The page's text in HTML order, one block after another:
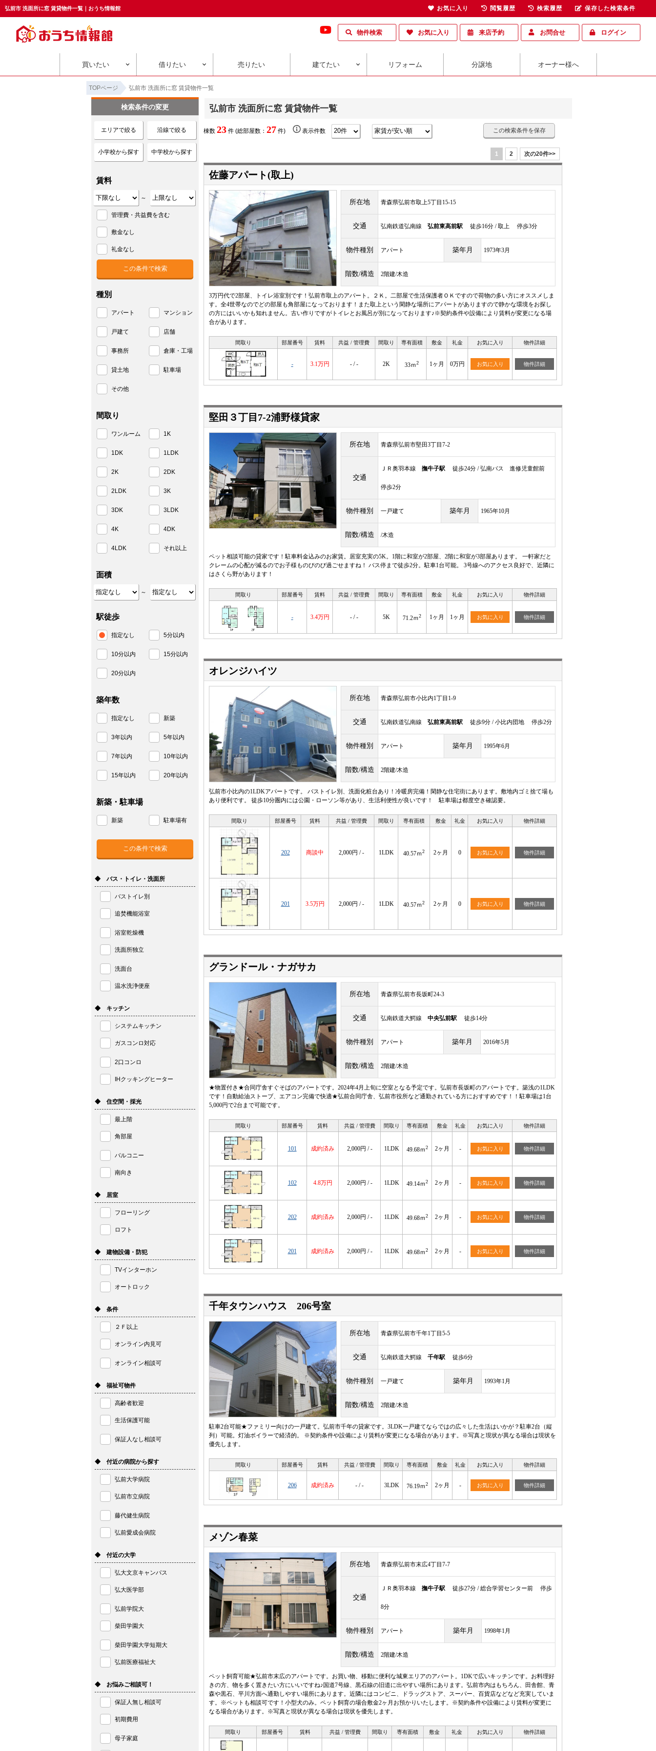
弘前市 洗面所に窓 賃貸物件一覧｜おうち情報館
物件検索 お気に入り 来店予約 お問合せ ログイン
買いたい 借りたい 売りたい 建てたい リフォーム 分譲地 オーナー様へ
TOPページ 弘前市 洗面所に窓 賃貸物件一覧
弘前市 洗面所に窓 賃貸物件一覧
棟数 23 件 (総部屋数： 27 件) 表示件数 この検索条件を保存
1 2 次の20件>>
佐藤アパート(取上)
所在地 青森県弘前市取上5丁目15-15
交通 弘南鉄道弘南線 弘前東高前駅 徒歩16分 / 取上 停歩3分
物件種別 アパート 築年月 1973年3月
階数/構造 2階建/木造
3万円代で2部屋、トイレ浴室別です！弘前市取上のアパート。２Ｋ。二部屋で生活保護者ＯＫですので荷物の多い方にオススメしま
す。全4世帯なのでどの部屋も角部屋になっております！また取上という閑静な場所にアパートがありますので静かな環境をお探し
の方にはいいかも知れません。古い作りですがトイレとお風呂が別になっております♪※契約条件や設備により賃料が変更になる場
合があります。
間取り 部屋番号 賃料 共益 / 管理費 間取り 専有面積 敷金 礼金 お気に入り 物件詳細
- 3.1万円 - / - 2K 33ｍ2 1ヶ月 0万円 お気に入り 物件詳細
堅田３丁目7-2浦野様貸家
所在地 青森県弘前市堅田3丁目7-2
交通
ＪＲ奥羽本線 撫牛子駅 徒歩24分 / 弘南バス 進修児童館前
停歩2分
物件種別 一戸建て 築年月 1965年10月
階数/構造 /木造
ペット相談可能の貸家です！駐車料金込みのお家賃。居室充実の5K。1階に和室が2部屋、2階に和室が3部屋あります。 一軒家だと
クレームの心配が減るのでお子様ものびのび過ごせますね！ バス停まで徒歩2分。駐車1台可能。 3号線へのアクセス良好で、近隣に
はさくら野があります！
間取り 部屋番号 賃料 共益 / 管理費 間取り 専有面積 敷金 礼金 お気に入り 物件詳細
- 3.4万円 - / - 5K 71.2ｍ2 1ヶ月 1ヶ月 お気に入り 物件詳細
オレンジハイツ
所在地 青森県弘前市小比内1丁目1-9
交通 弘南鉄道弘南線 弘前東高前駅 徒歩9分 / 小比内団地 停歩2分
物件種別 アパート 築年月 1995年6月
階数/構造 2階建/木造
弘前市小比内の1LDKアパートです。 バストイレ別、洗面化粧台あり！冷暖房完備！閑静な住宅街にあります。敷地内ゴミ捨て場も
あり便利です。 徒歩10分圏内には公園・ローソン等があり、生活利便性が良いです！ 駐車場は都度空き確認要。
間取り 部屋番号 賃料 共益 / 管理費 間取り 専有面積 敷金 礼金 お気に入り 物件詳細
202 商談中 2,000円 / - 1LDK 40.57ｍ2 2ヶ月 0 お気に入り 物件詳細
201 3.5万円 2,000円 / - 1LDK 40.57ｍ2 2ヶ月 0 お気に入り 物件詳細
グランドール・ナガサカ
所在地 青森県弘前市長坂町24-3
交通 弘南鉄道大鰐線 中央弘前駅 徒歩14分
物件種別 アパート 築年月 2016年5月
階数/構造 2階建/木造
★物置付き★合同庁舎すぐそばのアパートです。2024年4月上旬に空室となる予定です。弘前市長坂町のアパートです。築浅の1LDK
です！自動給油ストーブ、エアコン完備で快適★弘前合同庁舎、弘前市役所など通勤されている方におすすめです！！駐車場は1台
5,000円で2台まで可能です。
間取り 部屋番号 賃料 共益 / 管理費 間取り 専有面積 敷金 礼金 お気に入り 物件詳細
101 成約済み 2,000円 / - 1LDK 49.68ｍ2 2ヶ月 - お気に入り 物件詳細
102 4.8万円 2,000円 / - 1LDK 49.14ｍ2 2ヶ月 - お気に入り 物件詳細
202 成約済み 2,000円 / - 1LDK 49.68ｍ2 2ヶ月 - お気に入り 物件詳細
201 成約済み 2,000円 / - 1LDK 49.68ｍ2 2ヶ月 - お気に入り 物件詳細
千年タウンハウス 206号室
所在地 青森県弘前市千年1丁目5-5
交通 弘南鉄道大鰐線 千年駅 徒歩6分
物件種別 一戸建て 築年月 1993年1月
階数/構造 2階建/木造
駐車2台可能★ファミリー向けの一戸建て。弘前市千年の貸家です。3LDK一戸建てならではの広々した生活はいかが？駐車2台（縦
列）可能。灯油ボイラーで経済的。 ※契約条件や設備により賃料が変更になる場合があります。※写真と現状が異なる場合は現状を
優先します。
間取り 部屋番号 賃料 共益 / 管理費 間取り 専有面積 敷金 礼金 お気に入り 物件詳細
206 成約済み - / - 3LDK 76.19ｍ2 2ヶ月 - お気に入り 物件詳細
メゾン春菜
所在地 青森県弘前市末広4丁目7-7
交通
ＪＲ奥羽本線 撫牛子駅 徒歩27分 / 総合学習センター前 停歩
8分
物件種別 アパート 築年月 1998年1月
階数/構造 2階建/木造
ペット飼育可能★弘前市末広のアパートです。お買い物、移動に便利な城東エリアのアパート。1DKで広いキッチンです。お料理好
きの方、物を多く置きたい方にいいですね♪国道7号線、黒石線の旧道に出やすい場所にあります。弘前市内はもちろん、田舎館、青
森や黒石、平川方面へ通勤しやすい場所にあります。近隣にはコンビニ、ドラッグストア、スーパー、百貨店などなど充実していま
す。※ペットも相談可です！小型犬のみ。ペット飼育の場合敷金2ヶ月お預かりいたします。※契約条件や設備により賃料が変更に
なる場合があります。※写真と現状が異なる場合は現状を優先します。
間取り 部屋番号 賃料 共益 / 管理費 間取り 専有面積 敷金 礼金 お気に入り 物件詳細
検索条件の変更
エリアで絞る 沿線で絞る
小学校から探す 中学校から探す
賃料
～
管理費・共益費を含む
敷金なし
礼金なし
種別
アパート マンション
戸建て 店舗
事務所 倉庫・工場
貸土地 駐車場
その他
間取り
ワンルーム 1K
1DK 1LDK
2K 2DK
2LDK 3K
3DK 3LDK
4K 4DK
4LDK それ以上
面積
～
駅徒歩
指定なし 5分以内
10分以内 15分以内
20分以内
築年数
指定なし 新築
3年以内 5年以内
7年以内 10年以内
15年以内 20年以内
新築・駐車場
新築 駐車場有
◆ バス・トイレ・洗面所
バストイレ別
追焚機能浴室
浴室乾燥機
洗面所独立
洗面台
温水洗浄便座
◆ キッチン
システムキッチン
ガスコンロ対応
2口コンロ
IHクッキングヒーター
◆ 住空間・採光
最上階
角部屋
バルコニー
南向き
◆ 居室
フローリング
ロフト
◆ 建物設備・防犯
TVインターホン
オートロック
◆ 条件
２Ｆ以上
オンライン内見可
オンライン相談可
◆ 福祉可物件
高齢者歓迎
生活保護可能
保証人なし相談可
◆ 付近の病院から探す
弘前大学病院
弘前市立病院
藤代健生病院
弘前愛成会病院
◆ 付近の大学
弘大文京キャンパス
弘大医学部
弘前学院大
柴田学園大
柴田学園大学短期大
弘前医療福祉大
◆ お悩みご相談可！
保証人無し相談可
初期費用
母子家庭
お気に入り 閲覧履歴 検索履歴 保存した検索条件